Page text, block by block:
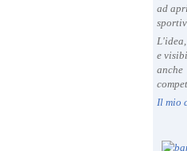
ad
e
Il mio